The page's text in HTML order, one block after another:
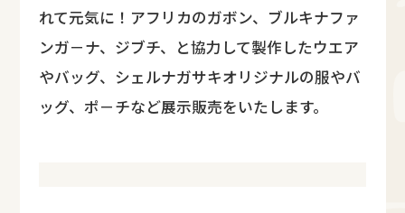
れて元気に！アフリカのガボン、ブルキナファ
ンガ－ナ、ジブチ、と協力して製作したウエア
やバッグ、シェルナガサキオリジナルの服やバ
ッグ、ポ－チなど展示販売をいたします。